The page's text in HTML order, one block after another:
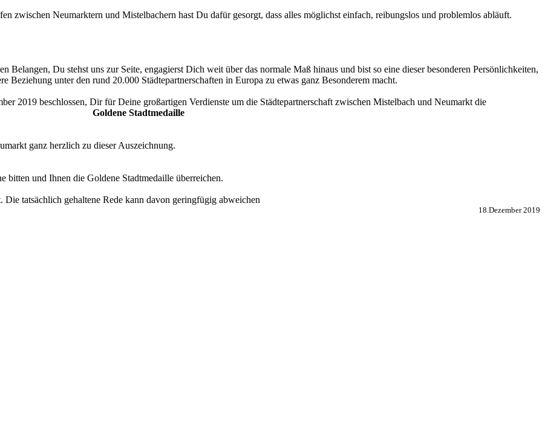
zwischen Neumarktern und Mistelbachern hast Du dafür gesorgt, dass alles möglichst einfach, reibungslos und problemlos abläuft.
Belangen, Du stehst uns zur Seite, engagierst Dich weit über das normale Maß hinaus und bist so eine dieser besonderen Persönlichkeiten,
Beziehung unter den rund 20.000 Städtepartnerschaften in Europa zu etwas ganz Besonderem macht.
2019 beschlossen, Dir für Deine großartigen Verdienste um die Städtepartnerschaft zwischen Mistelbach und Neumarkt die
Goldene Stadtmedaille
ganz herzlich zu dieser Auszeichnung.
bitten und Ihnen die Goldene Stadtmedaille überreichen.
tatsächlich gehaltene Rede kann davon geringfügig abweichen
18.Dezember 2019